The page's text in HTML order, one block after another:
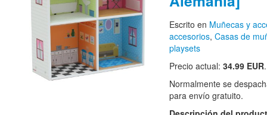
Escrito en Muñecas y
accesorios, Casas de
playsets
Precio actual: 34.99 EUR.
Normalmente se
para envío gratuito.